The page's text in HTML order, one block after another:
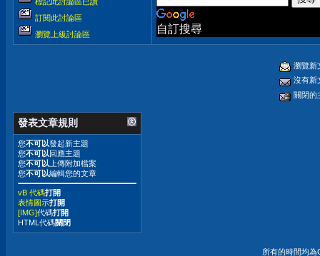
訂閱此討論區
瀏覽上級討論區
自訂搜尋
瀏覽新
沒有新
關閉的
發表文章規則
您不可以發起新主題
您不可以回應主題
您不可以 上傳附加檔案
您不可以編輯您的文章
vB 代碼打開
表情圖示打開
[IMG]代碼打開
HTML代碼關閉
所有的時間均為